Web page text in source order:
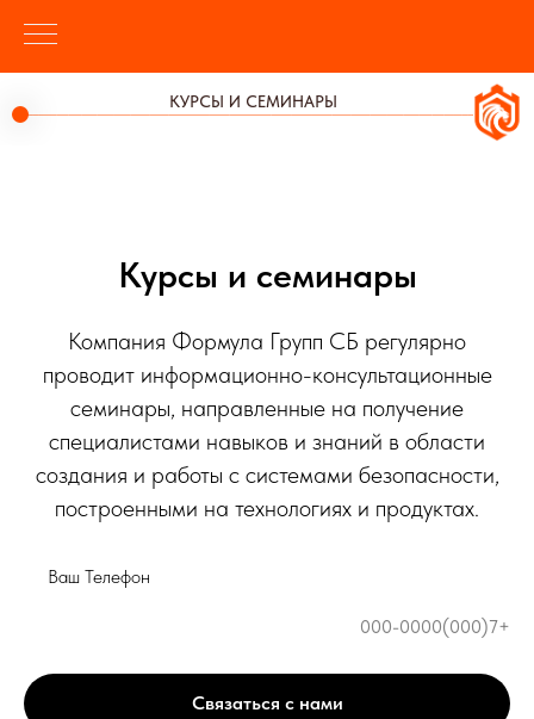
КУРСЫ И СЕМИНАРЫ
Курсы и семинары
Компания Формула Групп СБ регулярно
проводит информационно-консультационные
семинары, направленные на получение
специалистами навыков и знаний в области
создания и работы с системами безопасности,
построенными на технологиях и продуктах.
Ваш Телефон
Связаться с нами